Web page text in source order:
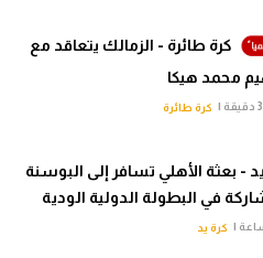
كرة طائرة - الزمالك يتعاقد مع
محمد هيكا
كرة طائرة
- بعثة الأهلي تسافر إلى البوسنة
في البطولة الدولية الودية
| كرة يد